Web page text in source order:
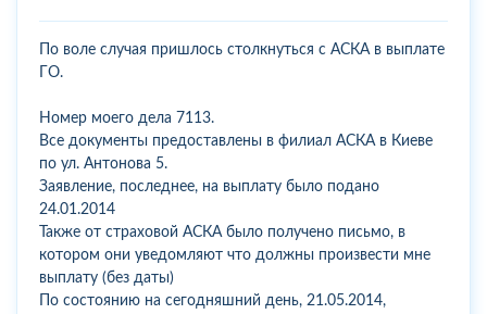
По воле случая пришлось столкнуться с АСКА в выплате
ГО.
Номер моего дела 7113.
Все документы предоставлены в филиал АСКА в Киеве
по ул. Антонова 5.
Заявление, последнее, на выплату было подано
24.01.2014
Также от страховой АСКА было получено письмо, в
котором они уведомляют что должны произвести мне
выплату (без даты)
По состоянию на сегодняшний день, 21.05.2014,